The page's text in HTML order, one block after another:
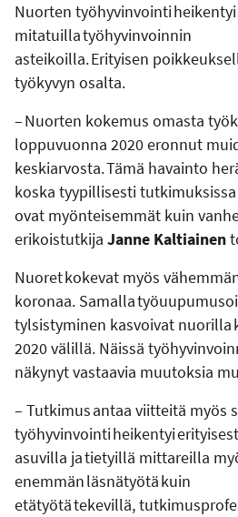
Nuorten työhyvinvointi
mitatuilla työhyvinvoinnin
asteikoilla. Erityisen
työkyvyn osalta.
– Nuorten kokemus omasta
loppuvuonna 2020 eronnut
keskiarvosta. Tämä havainto
koska tyypillisesti
ovat myönteisemmät kuin
erikoistutkija Janne Kaltiainen
Nuoret kokevat myös
koronaa. Samalla
tylsistyminen kasvoivat nuorilla
2020 välillä. Näissä
näkynyt vastaavia muutoksia
– Tutkimus antaa viitteitä myös
työhyvinvointi heikentyi
asuvilla ja tietyillä mittareilla
enemmän läsnätyötä kuin
etätyötä tekevillä,